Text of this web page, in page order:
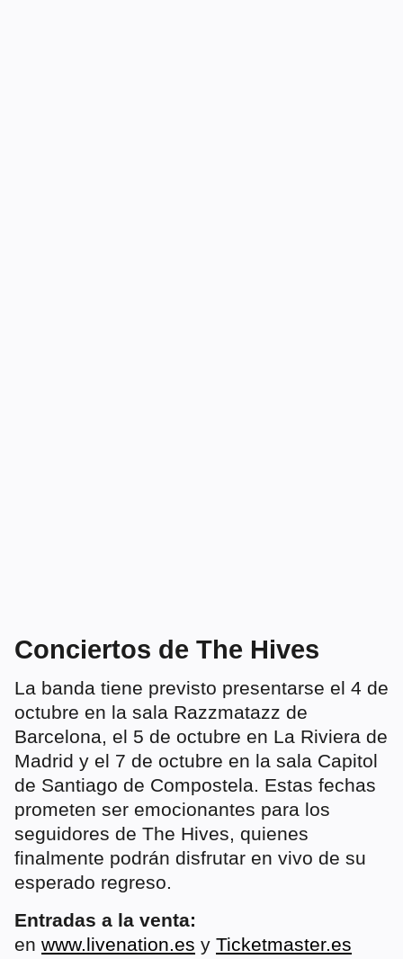
Conciertos de The Hives
La banda tiene previsto presentarse el 4 de
octubre en la sala Razzmatazz de
Barcelona, el 5 de octubre en La Riviera de
Madrid y el 7 de octubre en la sala Capitol
de Santiago de Compostela. Estas fechas
prometen ser emocionantes para los
seguidores de The Hives, quienes
finalmente podrán disfrutar en vivo de su
esperado regreso.
Entradas a la venta:
en www.livenation.es y Ticketmaster.es